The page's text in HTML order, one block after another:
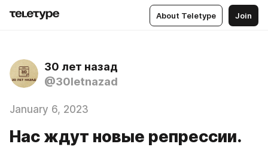
About Teletype Join
30 лет назад
@30letnazad
January 6, 2023
Нас ждут новые репрессии.